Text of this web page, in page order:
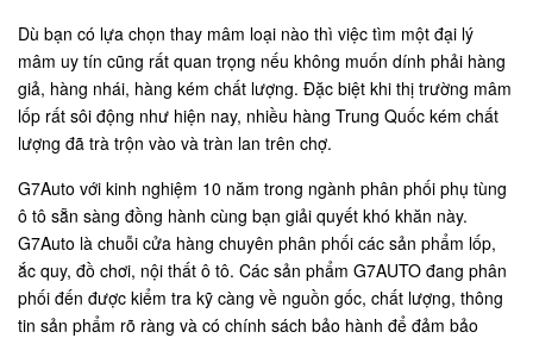
Dù bạn có lựa chọn thay mâm loại nào thì việc tìm một đại lý
mâm uy tín cũng rất quan trọng nếu không muốn dính phải hàng
giả, hàng nhái, hàng kém chất lượng. Đặc biệt khi thị trường mâm
lốp rất sôi động như hiện nay, nhiều hàng Trung Quốc kém chất
lượng đã trà trộn vào và tràn lan trên chợ.
G7Auto với kinh nghiệm 10 năm trong ngành phân phối phụ tùng
ô tô sẵn sàng đồng hành cùng bạn giải quyết khó khăn này.
G7Auto là chuỗi cửa hàng chuyên phân phối các sản phẩm lốp,
ắc quy, đồ chơi, nội thất ô tô. Các sản phẩm G7AUTO đang phân
phối đến được kiểm tra kỹ càng về nguồn gốc, chất lượng, thông
tin sản phẩm rõ ràng và có chính sách bảo hành để đảm bảo